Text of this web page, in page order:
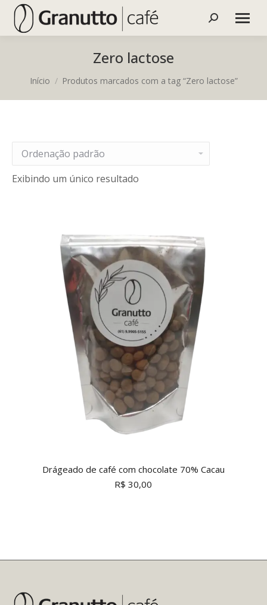
Buscar
Zero lactose
Você está aqui:
Início Produtos marcados com a tag “Zero lactose”
Exibindo um único resultado
Drágeado de café com chocolate 70% Cacau
R$ 30,00